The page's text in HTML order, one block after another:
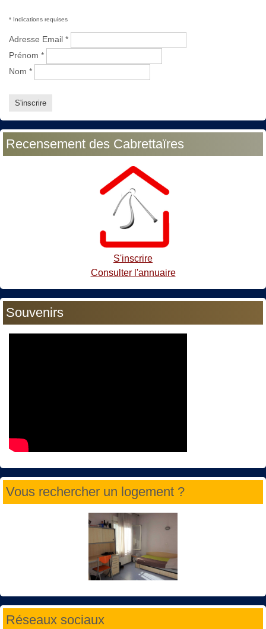
* Indications requises
Adresse Email *
Prénom *
Nom *
Recensement des Cabrettaïres
S'inscrire
Consulter l'annuaire
Souvenirs
Vous rechercher un logement ?
Réseaux sociaux